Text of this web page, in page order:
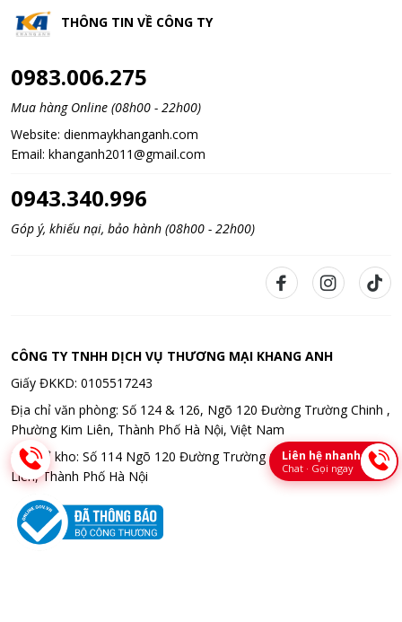
THÔNG TIN VỀ CÔNG TY
0983.006.275
Mua hàng Online (08h00 - 22h00)
Website: dienmaykhanganh.com
Email: khanganh2011@gmail.com
0943.340.996
Góp ý, khiếu nại, bảo hành (08h00 - 22h00)
CÔNG TY TNHH DỊCH VỤ THƯƠNG MẠI KHANG ANH
Giấy ĐKKD: 0105517243
Địa chỉ văn phòng: Số 124 & 126, Ngõ 120 Đường Trường Chinh ,
Phường Kim Liên, Thành Phố Hà Nội, Việt Nam
Địa chỉ kho: Số 114 Ngõ 120 Đường Trường Chinh , Phường Kim
Liên, Thành Phố Hà Nội
Liên hệ nhanh
Chat · Gọi ngay